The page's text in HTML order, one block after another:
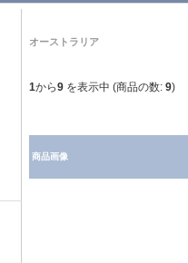
オーストラリア
1から9 を表示中 (商品の数: 9)
商品画像